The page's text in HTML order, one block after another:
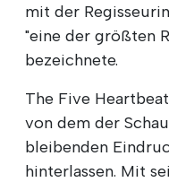
mit der
"eine der größten
bezeichnete.
The Five
von dem der
bleibenden
hinterlassen. Mit